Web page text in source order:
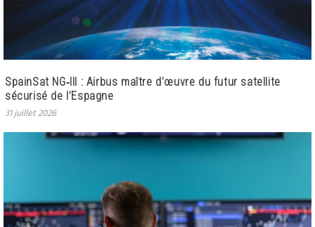
SpainSat NG‑III : Airbus maître d’œuvre du futur satellite
sécurisé de l’Espagne
31 juillet 2026